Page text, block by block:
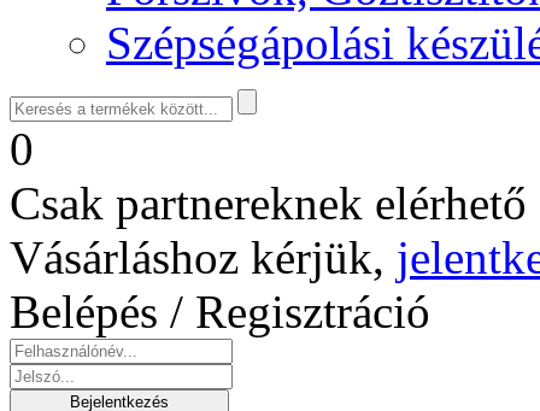
Szépségápolási
0
Csak partnereknek
Vásárláshoz kérjük,
Belépés / Regisztráció